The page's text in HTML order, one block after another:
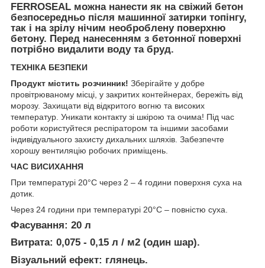
FERROSEAL можна нанести як на свіжий бетон
безпосередньо після машинної затирки топінгу,
так і на зрілу нічим необроблену поверхню
бетону. Перед нанесенням з бетонної поверхні
потрібно видалити воду та бруд.
ТЕХНІКА БЕЗПЕКИ
Продукт містить розчинник! Зберігайте у добре
провітрюваному місці, у закритих контейнерах, бережіть від
морозу. Захищати від відкритого вогню та високих
температур. Уникати контакту зі шкірою та очима! Під час
роботи користуйтеся респіратором та іншими засобами
індивідуального захисту дихальних шляхів. Забезпечте
хорошу вентиляцію робочих приміщень.
ЧАС ВИСИХАННЯ
При температурі 20°С через 2 – 4 години поверхня суха на
дотик.
Через 24 години при температурі 20°C – повністю суха.
Фасування: 20 л
Витрата: 0,075 - 0,15 л / м2 (один шар).
Візуальний ефект: глянець.